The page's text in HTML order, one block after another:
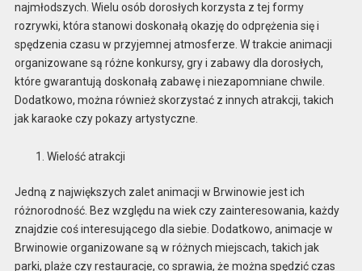
najmłodszych. Wielu osób dorosłych korzysta z tej formy
rozrywki, która stanowi doskonałą okazję do odprężenia się i
spędzenia czasu w przyjemnej atmosferze. W trakcie animacji
organizowane są różne konkursy, gry i zabawy dla dorosłych,
które gwarantują doskonałą zabawę i niezapomniane chwile.
Dodatkowo, można również skorzystać z innych atrakcji, takich
jak karaoke czy pokazy artystyczne.
Wielość atrakcji
Jedną z największych zalet animacji w Brwinowie jest ich
różnorodność. Bez względu na wiek czy zainteresowania, każdy
znajdzie coś interesującego dla siebie. Dodatkowo, animacje w
Brwinowie organizowane są w różnych miejscach, takich jak
parki, plaże czy restauracje, co sprawia, że można spędzić czas